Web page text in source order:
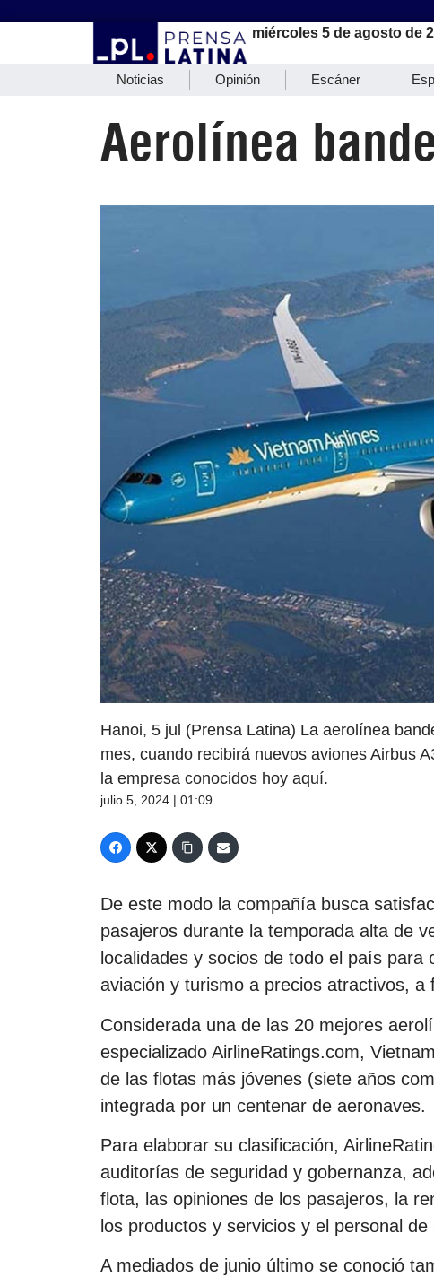
miércoles 5 de agosto de
Noticias Opinión Escáner
Aerolínea
Hanoi, 5 jul (Prensa Latina) La aerolínea
mes, cuando recibirá nuevos aviones Airbus
la empresa conocidos hoy aquí.
julio 5, 2024 | 01:09
De este modo la compañía busca
pasajeros durante la temporada alta de
localidades y socios de todo el país
aviación y turismo a precios atractivos,
Considerada una de las 20 mejores
especializado AirlineRatings.com,
de las flotas más jóvenes (siete años
integrada por un centenar de aeronaves.
Para elaborar su clasificación,
auditorías de seguridad y gobernanza,
flota, las opiniones de los pasajeros, la
los productos y servicios y el personal
A mediados de junio último se conoció